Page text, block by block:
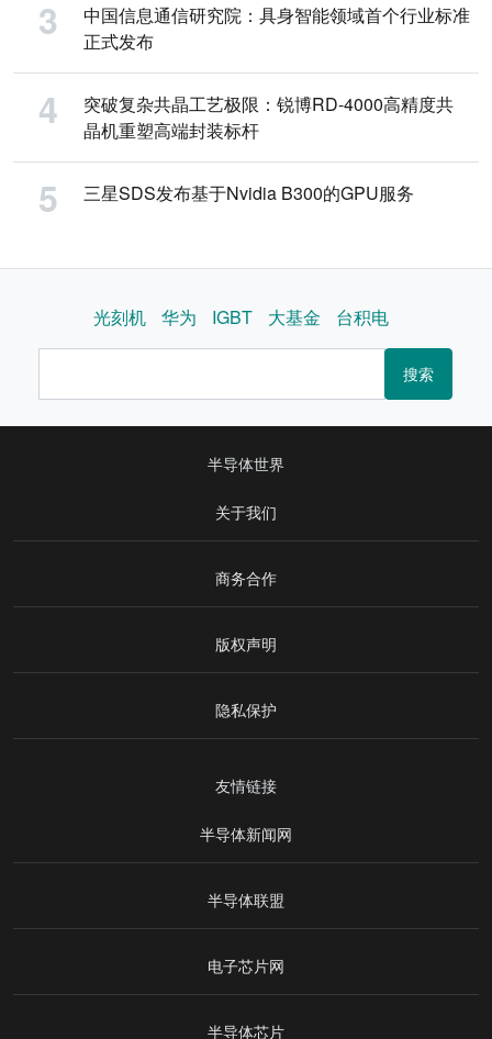
中国信息通信研究院：具身智能领域首个行业标准
正式发布
突破复杂共晶工艺极限：锐博RD-4000高精度共
晶机重塑高端封装标杆
三星SDS发布基于Nvidia B300的GPU服务
光刻机 华为 IGBT 大基金 台积电
搜索
半导体世界
关于我们
商务合作
版权声明
隐私保护
友情链接
半导体新闻网
半导体联盟
电子芯片网
半导体芯片